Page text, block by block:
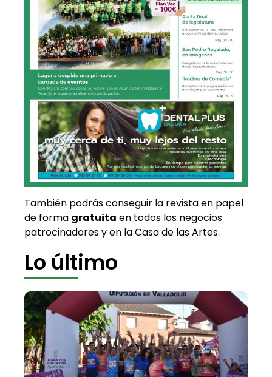
También podrás conseguir la revista en papel
de forma gratuita en todos los negocios
patrocinadores y en la Casa de las Artes.
Lo último